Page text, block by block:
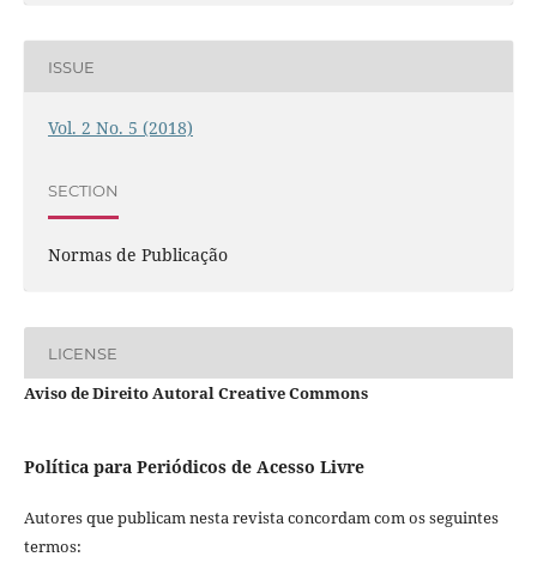
ISSUE
Vol. 2 No. 5 (2018)
SECTION
Normas de Publicação
LICENSE
Aviso de Direito Autoral Creative Commons
Política para Periódicos de Acesso Livre
Autores que publicam nesta revista concordam com os seguintes
termos: